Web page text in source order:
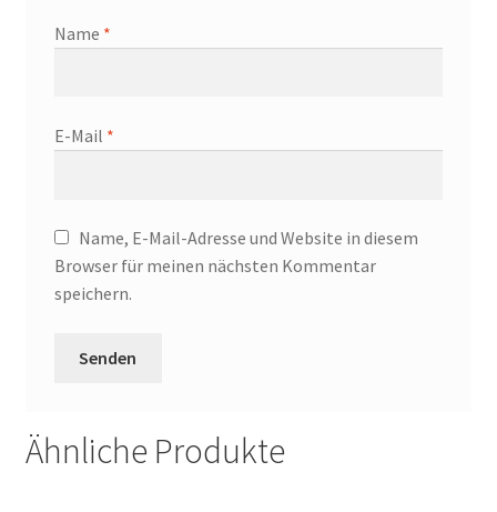
Name *
E-Mail *
Name, E-Mail-Adresse und Website in diesem
Browser für meinen nächsten Kommentar
speichern.
Ähnliche Produkte